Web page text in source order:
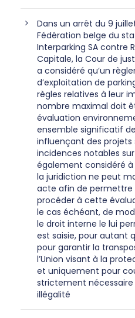
Dans un arrêt du 9
Fédération belge du
Interparking SA contre
Capitale, la Cour de
a considéré qu’un
d’exploitation de
règles relatives à leur
nombre maximal doit
évaluation
ensemble significatif
influençant des projets
incidences notables
également considéré
la juridiction ne peut
acte afin de permettre
procéder à cette
le cas échéant, de
le droit interne le lui
est saisie, pour autant
pour garantir la
l’Union visant à la
et uniquement pour
strictement
illégalité